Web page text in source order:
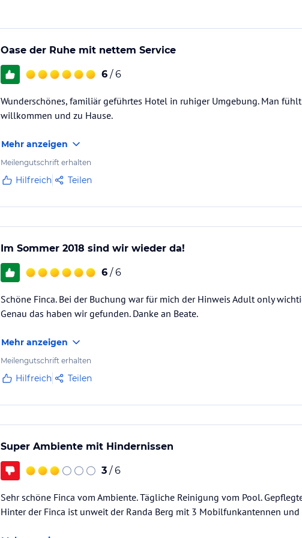
Oase der Ruhe mit nettem Service
6 / 6
Wunderschönes, familiär geführtes Hotel in ruhiger Umgebung. Man
willkommen und zu Hause.
Mehr anzeigen
Meilengutschrift erhalten
Hilfreich Teilen
Im Sommer 2018 sind wir wieder da!
6 / 6
Schöne Finca. Bei der Buchung war für mich der Hinweis Adult only
Genau das haben wir gefunden. Danke an Beate.
Mehr anzeigen
Meilengutschrift erhalten
Hilfreich Teilen
Super Ambiente mit Hindernissen
3 / 6
Sehr schöne Finca vom Ambiente. Tägliche Reinigung vom Pool.
Hinter der Finca ist unweit der Randa Berg mit 3 Mobilfunkantennen und